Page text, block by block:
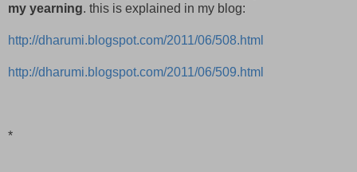
my yearning. this is explained in my blog:
http://dharumi.blogspot.com/2011/06/508.html
http://dharumi.blogspot.com/2011/06/509.html
*